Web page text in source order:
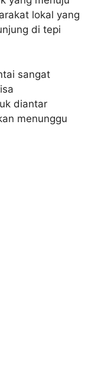
lokal yang
di tepi
sangat
diantar
menunggu